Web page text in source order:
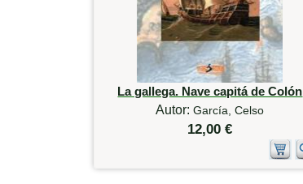
La gallega. Nave capitá de Colón
Autor:García, Celso
12,00 €